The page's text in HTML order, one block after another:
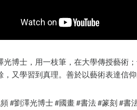
光博士，用一枝筆，在大學傳授藝術
，又學習到真理。善於以藝術表達信
#劉澤光博士 #國畫 #書法 #篆刻 #書